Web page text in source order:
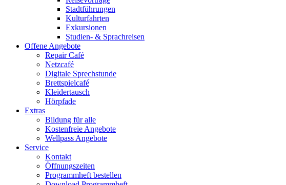
Stadtführungen
Kulturfahrten
Exkursionen
Studien- & Sprachreisen
Offene Angebote
Repair Café
Netzcafé
Digitale Sprechstunde
Brettspielcafé
Kleidertausch
Hörpfade
Extras
Bildung für alle
Kostenfreie Angebote
Wellpass Angebote
Service
Kontakt
Öffnungszeiten
Programmheft bestellen